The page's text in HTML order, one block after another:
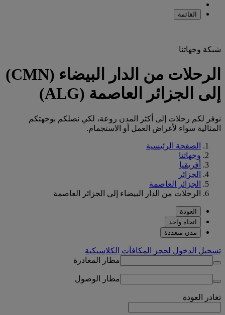
القائمة
شبكة وجهاتنا
الرحلات من الدار البيضاء (CMN)
إلى الجزائر العاصمة (ALG)
نوفر لكم رحلات إلى أكثر المدن روعة، لكي نصلكم بوجهتكم
المثالية سواء لأغراض العمل أو الاستجمام.
الصفحة الرئيسية
وجهاتنا
أفريقيا
الجزائر
الجزائر العاصمة
الرحلات من الدار البيضاء إلى الجزائر العاصمة
العودة
اتجاه واحد
مدن متعددة
تسجيل الدخول لحجز المكافآت الكلاسيكية
مطار المغادرة
مطار الوصول
تغادر العودة